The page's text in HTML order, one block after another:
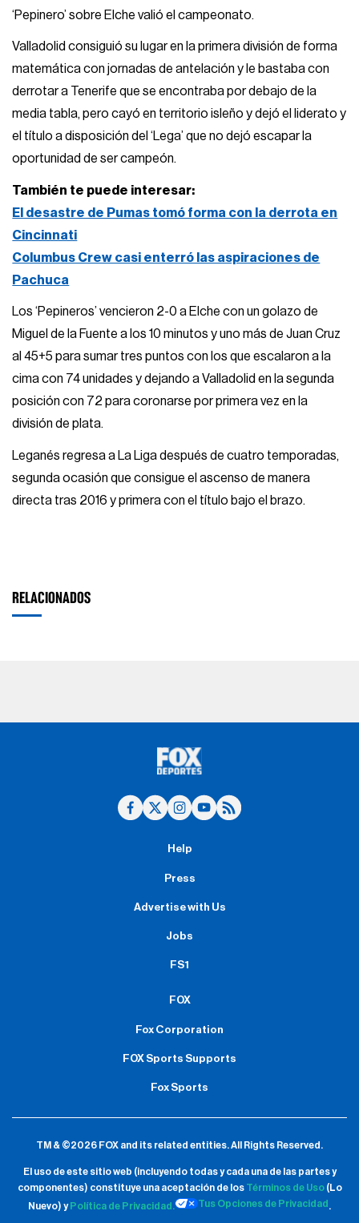
‘Pepinero’ sobre Elche valió el campeonato.
Valladolid consiguió su lugar en la primera división de forma
matemática con jornadas de antelación y le bastaba con
derrotar a Tenerife que se encontraba por debajo de la
media tabla, pero cayó en territorio isleño y dejó el liderato y
el título a disposición del ‘Lega’ que no dejó escapar la
oportunidad de ser campeón.
También te puede interesar:
El desastre de Pumas tomó forma con la derrota en
Cincinnati
Columbus Crew casi enterró las aspiraciones de
Pachuca
Los ‘Pepineros’ vencieron 2-0 a Elche con un golazo de
Miguel de la Fuente a los 10 minutos y uno más de Juan Cruz
al 45+5 para sumar tres puntos con los que escalaron a la
cima con 74 unidades y dejando a Valladolid en la segunda
posición con 72 para coronarse por primera vez en la
división de plata.
Leganés regresa a La Liga después de cuatro temporadas,
segunda ocasión que consigue el ascenso de manera
directa tras 2016 y primera con el título bajo el brazo.
RELACIONADOS
Help
Press
Advertise with Us
Jobs
FS1
FOX
Fox Corporation
FOX Sports Supports
Fox Sports
TM & ©2026 FOX and its related entities.All Rights Reserved.
El uso de este sitio web (incluyendo todas y cada una de las partes y
componentes) constituye una aceptación de los Términos de Uso(Lo
Nuevo) y Política de Privacidad. Tus Opciones de Privacidad .